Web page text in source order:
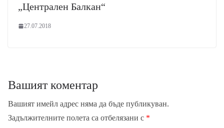
„Централен Балкан“
27.07.2018
Вашият коментар
Вашият имейл адрес няма да бъде публикуван.
Задължителните полета са отбелязани с *